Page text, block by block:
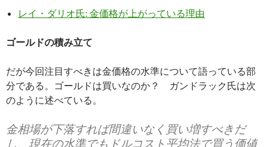
レイ・ダリオ氏: 金価格が上がっている理由
ゴールドの積み立て
だが今回注目すべきは金価格の水準について語っている部
分である。ゴールドは買いなのか？ ガンドラック氏は次
のように述べている。
金相場が下落すれば間違いなく買い増すべきだ
し、現在の水準でもドルコスト平均法で買う価値